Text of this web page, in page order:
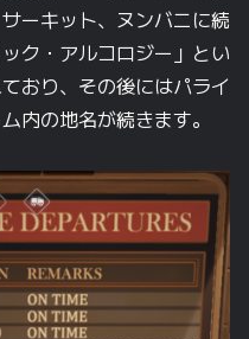
ーキット、ヌンバニに続
ク・アルコロジー」とい
おり、その後にはパライ
内の地名が続きます。